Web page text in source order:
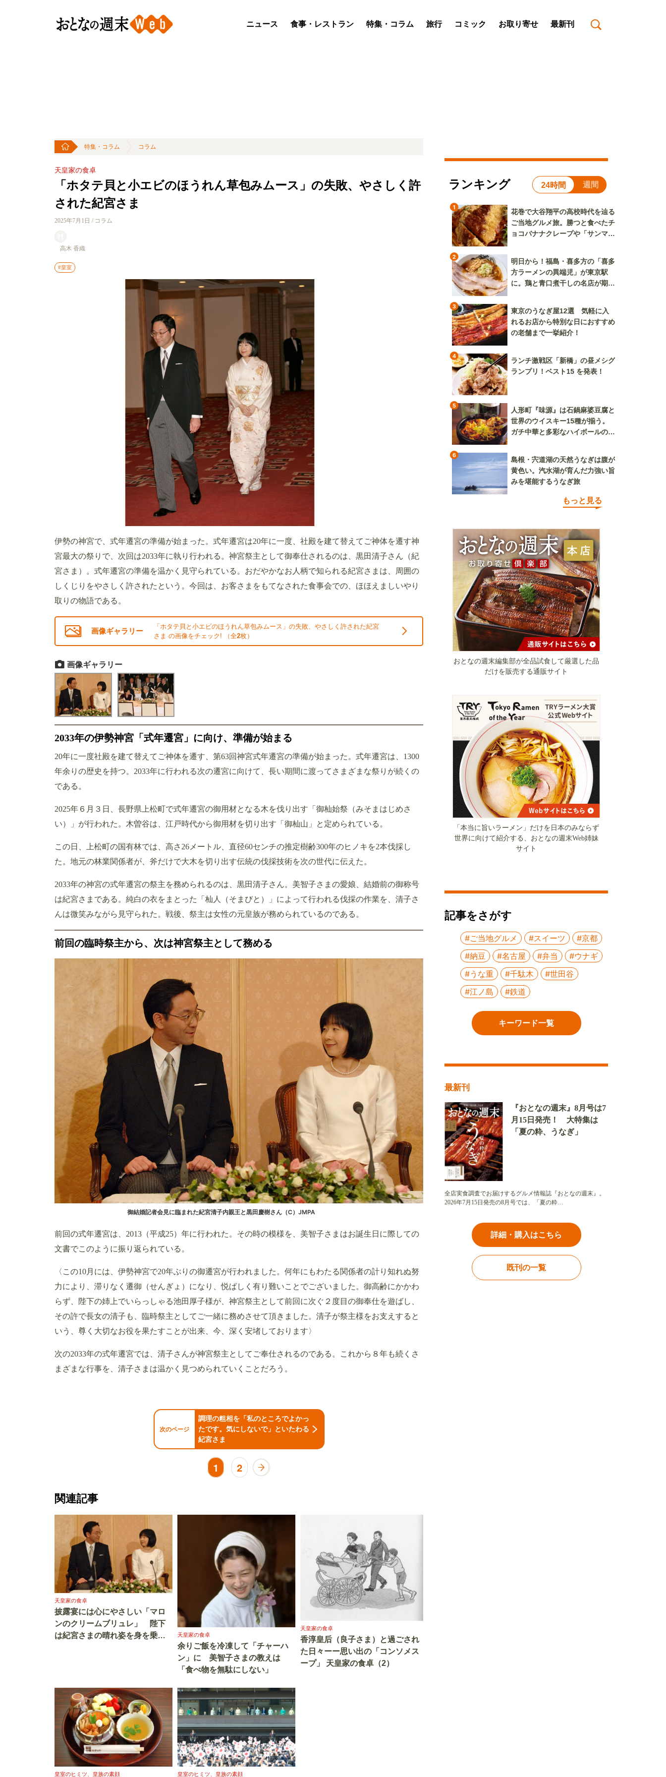
ニュース 食事・レストラン 特集・コラム 旅行 コミック お取り寄せ 最新刊
特集・コラム コラム
天皇家の食卓
「ホタテ貝と小エビのほうれん草包みムース」の失敗、やさしく許
された紀宮さま
2025年7月1日 / コラム
高木 香織
#皇室
伊勢の神宮で、式年遷宮の準備が始まった。式年遷宮は20年に一度、社殿を建て替えてご神体を遷す神
宮最大の祭りで、次回は2033年に執り行われる。神宮祭主として御奉仕されるのは、黒田清子さん（紀
宮さま）。式年遷宮の準備を温かく見守られている。おだやかなお人柄で知られる紀宮さまは、周囲の
しくじりをやさしく許されたという。今回は、お客さまをもてなされた食事会での、ほほえましいやり
取りの物語である。
画像ギャラリー
「ホタテ貝と小エビのほうれん草包みムース」の失敗、やさしく許された紀宮
さま の画像をチェック! （全2枚）
画像ギャラリー
2033年の伊勢神宮「式年遷宮」に向け、準備が始まる
20年に一度社殿を建て替えてご神体を遷す、第63回神宮式年遷宮の準備が始まった。式年遷宮は、1300
年余りの歴史を持つ。2033年に行われる次の遷宮に向けて、長い期間に渡ってさまざまな祭りが続くの
である。
2025年６月３日、長野県上松町で式年遷宮の御用材となる木を伐り出す「御杣始祭（みそまはじめさ
い）」が行われた。木曽谷は、江戸時代から御用材を切り出す「御杣山」と定められている。
この日、上松町の国有林では、高さ26メートル、直径60センチの推定樹齢300年のヒノキを2本伐採し
た。地元の林業関係者が、斧だけで大木を切り出す伝統の伐採技術を次の世代に伝えた。
2033年の神宮の式年遷宮の祭主を務められるのは、黒田清子さん。美智子さまの愛娘、結婚前の御称号
は紀宮さまである。純白の衣をまとった「杣人（そまびと）」によって行われる伐採の作業を、清子さ
んは微笑みながら見守られた。戦後、祭主は女性の元皇族が務められているのである。
前回の臨時祭主から、次は神宮祭主として務める
御結婚記者会見に臨まれた紀宮清子内親王と黒田慶樹さん（C）JMPA
前回の式年遷宮は、2013（平成25）年に行われた。その時の模様を、美智子さまはお誕生日に際しての
文書でこのように振り返られている。
〈この10月には、伊勢神宮で20年ぶりの御遷宮が行われました。何年にもわたる関係者の計り知れぬ努
力により、滞りなく遷御（せんぎょ）になり、悦ばしく有り難いことでございました。御高齢にかかわ
らず、陛下の姉上でいらっしゃる池田厚子様が、神宮祭主として前回に次ぐ２度目の御奉仕を遊ばし、
その許で長女の清子も、臨時祭主としてご一緒に務めさせて頂きました。清子が祭主様をお支えすると
いう、尊く大切なお役を果たすことが出来、今、深く安堵しております〉
次の2033年の式年遷宮では、清子さんが神宮祭主としてご奉仕されるのである。これから８年も続くさ
まざまな行事を、清子さまは温かく見つめられていくことだろう。
次のページ
調理の粗相を「私のところでよかっ
たです。気にしないで」といたわる
紀宮さま
1 2
関連記事
天皇家の食卓
披露宴には心にやさしい「マロ
ンのクリームブリュレ」 陛下
は紀宮さまの晴れ姿を身を乗り
天皇家の食卓
余りご飯を冷凍して「チャーハ
ン」に 美智子さまの教えは
「食べ物を無駄にしない」
天皇家の食卓
香淳皇后（良子さま）と過ごされ
た日々ーー思い出の「コンソメス
ープ」 天皇家の食卓（2）
皇室のヒミツ、皇族の素顔 皇室のヒミツ、皇族の素顔
ランキング 24時間 週間
1
花巻で大谷翔平の高校時代を辿る
ご当地グルメ旅。勝つと食べたチ
ョコバナナクレープや「サンマー
2
明日から！福島・喜多方の「喜多
方ラーメンの異端児」が東京駅
に。鶏と青口煮干しの名店が期間
3
東京のうなぎ屋12選 気軽に入
れるお店から特別な日におすすめ
の老舗まで一挙紹介！
4
ランチ激戦区「新橋」の昼メシグ
ランプリ！ベスト15 を発表！
5
人形町『味源』は石鍋麻婆豆腐と
世界のウイスキー15種が揃う。
ガチ中華と多彩なハイボールの組
6
島根・宍道湖の天然うなぎは腹が
黄色い。汽水湖が育んだ力強い旨
みを堪能するうなぎ旅
もっと見る
おとなの週末編集部が全品試食して厳選した品
だけを販売する通販サイト
「本当に旨いラーメン」だけを日本のみならず
世界に向けて紹介する、おとなの週末Web姉妹
サイト
記事をさがす
#ご当地グルメ #スイーツ
#京都
#納豆
#名古屋 #弁当
#ウナギ
#うな重
#千駄木
#世田谷
#江ノ島
#鉄道
キーワード一覧
最新刊
『おとなの週末』8月号は7
月15日発売！ 大特集は
「夏の粋、うなぎ」
全店実食調査でお届けするグルメ情報誌『おとなの週末』。
2026年7月15日発売の8月号では、「夏の粋…
詳細・購入はこちら
既刊の一覧